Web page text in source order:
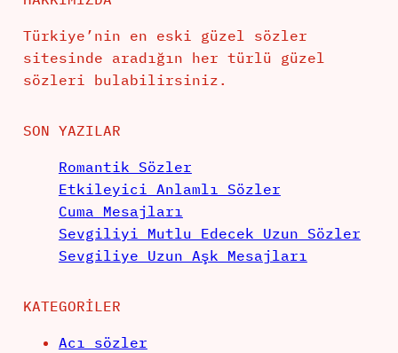
Türkiye’nin en eski güzel sözler
sitesinde aradığın her türlü güzel
sözleri bulabilirsiniz.
SON YAZILAR
Romantik Sözler
Etkileyici Anlamlı Sözler
Cuma Mesajları
Sevgiliyi Mutlu Edecek Uzun Sözler
Sevgiliye Uzun Aşk Mesajları
KATEGORILER
Acı sözler